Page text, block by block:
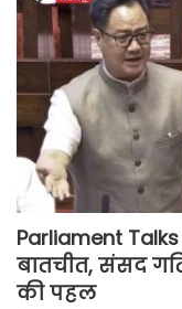
Parliament
बातचीत, संसद
की पहल